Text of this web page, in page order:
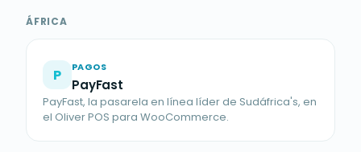
ÁFRICA
P PAGOS
PayFast
PayFast, la pasarela en línea líder de Sudáfrica's, en
el Oliver POS para WooCommerce.